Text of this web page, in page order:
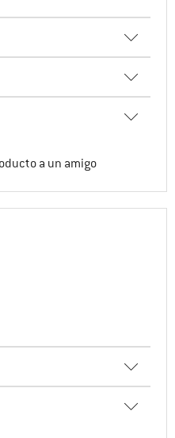
a un amigo